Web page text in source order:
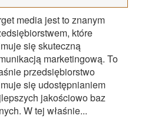
media jest to znanym
które
się skuteczną
marketingową. To
przedsiębiorstwo
się udostępnianiem
jakościowo baz
W tej właśnie...